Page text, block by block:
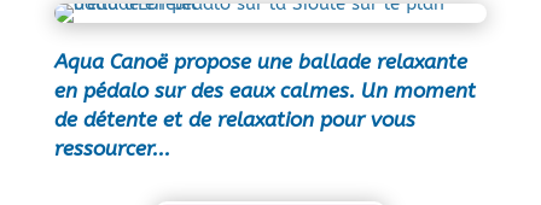
Aqua Canoë propose une ballade relaxante
en pédalo sur des eaux calmes. Un moment
de détente et de relaxation pour vous
ressourcer...